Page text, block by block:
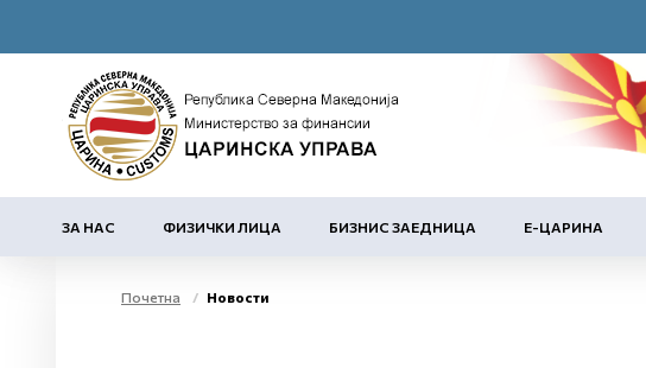
ЗА НАС ФИЗИЧКИ ЛИЦА БИЗНИС ЗАЕДНИЦА Е-ЦАРИНА
Почетна Новости